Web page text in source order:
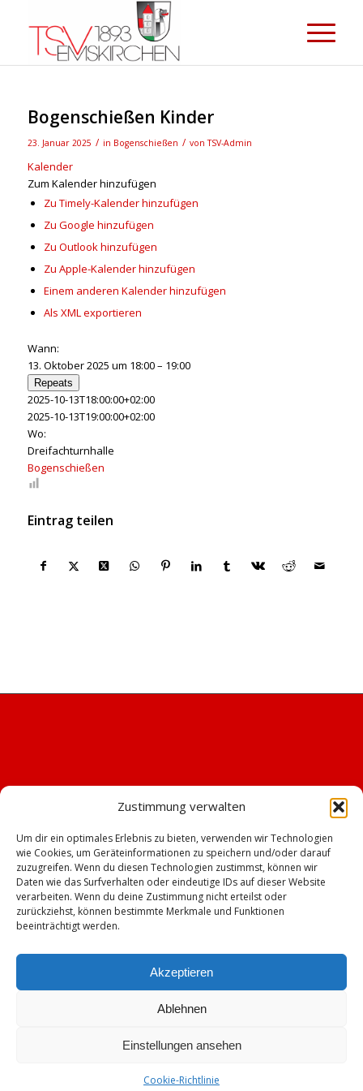
Zustimmung verwalten
Um dir ein optimales Erlebnis zu bieten, verwenden wir Technologien
wie Cookies, um Geräteinformationen zu speichern und/oder darauf
zuzugreifen. Wenn du diesen Technologien zustimmst, können wir
Daten wie das Surfverhalten oder eindeutige IDs auf dieser Website
verarbeiten. Wenn du deine Zustimmung nicht erteilst oder
zurückziehst, können bestimmte Merkmale und Funktionen
beeinträchtigt werden.
Akzeptieren
Ablehnen
Einstellungen ansehen
Cookie-Richtlinie
Bogenschießen Kinder
23. Januar 2025 / in Bogenschießen / vonTSV-Admin
Kalender
Zum Kalender hinzufügen
Zu Timely-Kalender hinzufügen
Zu Google hinzufügen
Zu Outlook hinzufügen
Zu Apple-Kalender hinzufügen
Einem anderen Kalender hinzufügen
Als XML exportieren
Wann:
13. Oktober 2025 um 18:00 – 19:00
Repeats
2025-10-13T18:00:00+02:00
2025-10-13T19:00:00+02:00
Wo:
Dreifachturnhalle
Bogenschießen
Eintrag teilen
© Copyright - TSV Emskirchen -Enfold WordPress Theme by Kriesi
Datenschutz Cookie-Richtlinie (EU)
Mitgliederbereich mitDigiMember